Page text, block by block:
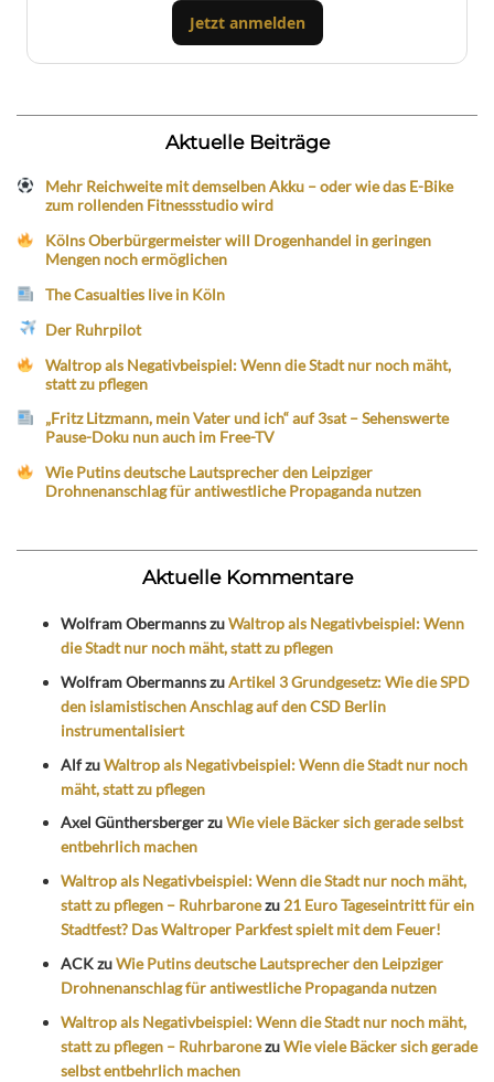
Jetzt anmelden
Aktuelle Beiträge
Mehr Reichweite mit demselben Akku – oder wie das E-Bike
zum rollenden Fitnessstudio wird
Kölns Oberbürgermeister will Drogenhandel in geringen
Mengen noch ermöglichen
The Casualties live in Köln
Der Ruhrpilot
Waltrop als Negativbeispiel: Wenn die Stadt nur noch mäht,
statt zu pflegen
„Fritz Litzmann, mein Vater und ich“ auf 3sat – Sehenswerte
Pause-Doku nun auch im Free-TV
Wie Putins deutsche Lautsprecher den Leipziger
Drohnenanschlag für antiwestliche Propaganda nutzen
Aktuelle Kommentare
Wolfram ObermannszuWaltrop als Negativbeispiel: Wenn
die Stadt nur noch mäht, statt zu pflegen
Wolfram ObermannszuArtikel 3 Grundgesetz: Wie die SPD
den islamistischen Anschlag auf den CSD Berlin
instrumentalisiert
AlfzuWaltrop als Negativbeispiel: Wenn die Stadt nur noch
mäht, statt zu pflegen
Axel GünthersbergerzuWie viele Bäcker sich gerade selbst
entbehrlich machen
Waltrop als Negativbeispiel: Wenn die Stadt nur noch mäht,
statt zu pflegen – Ruhrbaronezu 21 Euro Tageseintritt für ein
Stadtfest? Das Waltroper Parkfest spielt mit dem Feuer!
ACKzuWie Putins deutsche Lautsprecher den Leipziger
Drohnenanschlag für antiwestliche Propaganda nutzen
Waltrop als Negativbeispiel: Wenn die Stadt nur noch mäht,
statt zu pflegen – RuhrbaronezuWie viele Bäcker sich gerade
selbst entbehrlich machen